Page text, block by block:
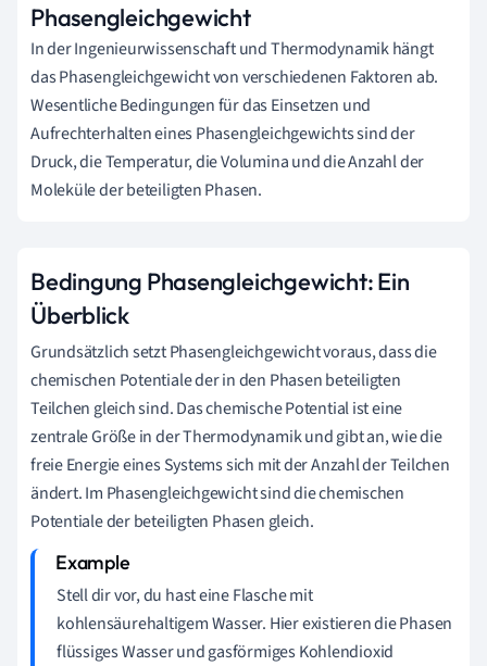
Phasengleichgewicht
In der Ingenieurwissenschaft und Thermodynamik hängt
das Phasengleichgewicht von verschiedenen Faktoren ab.
Wesentliche Bedingungen für das Einsetzen und
Aufrechterhalten eines Phasengleichgewichts sind der
Druck, die Temperatur, die Volumina und die Anzahl der
Moleküle der beteiligten Phasen.
Bedingung Phasengleichgewicht: Ein
Überblick
Grundsätzlich setzt Phasengleichgewicht voraus, dass die
chemischen Potentiale der in den Phasen beteiligten
Teilchen gleich sind. Das chemische Potential ist eine
zentrale Größe in der Thermodynamik und gibt an, wie die
freie Energie eines Systems sich mit der Anzahl der Teilchen
ändert. Im Phasengleichgewicht sind die chemischen
Potentiale der beteiligten Phasen gleich.
Stell dir vor, du hast eine Flasche mit
kohlensäurehaltigem Wasser. Hier existieren die Phasen
flüssiges Wasser und gasförmiges Kohlendioxid